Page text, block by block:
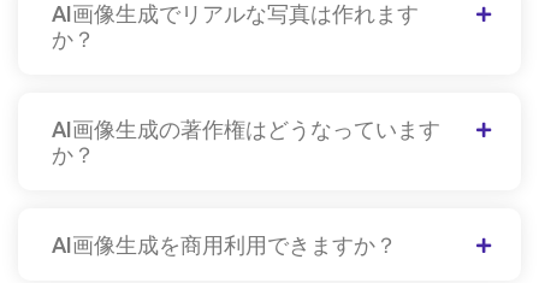
AI画像生成でリアルな写真は作れます
か？
AI画像生成の著作権はどうなっています
か？
AI画像生成を商用利用できますか？